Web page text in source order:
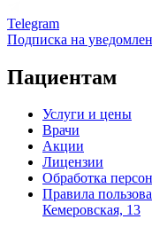
Telegram
Подписка на
Пациентам
Услуги и цены
Врачи
Акции
Лицензии
Обработка
Правила
Кемеровская, 13